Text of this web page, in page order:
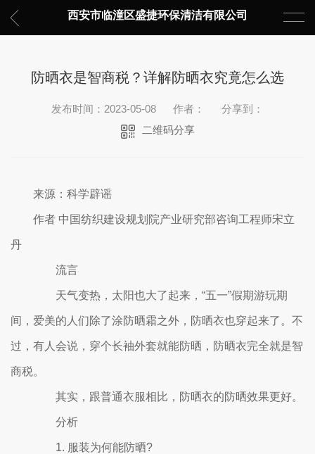
西安市临潼区盛捷环保清洁有限公司
防晒衣是智商税？详解防晒衣究竟怎么选
发布时间：2023-05-08 作者：
分享到：
二维码分享
来源：科学辟谣
作者 中国纺织建设规划院产业研究部咨询工程师宋立
丹
流言
天气变热，太阳也大了起来，“五一”假期游玩期
间，爱美的人们除了涂防晒霜之外，防晒衣也穿起来了。不
过，有人会说，穿个长袖外套就能防晒，防晒衣完全就是智
商税。
其实，跟普通衣服相比，防晒衣的防晒效果更好。
分析
1. 服装为何能防晒?